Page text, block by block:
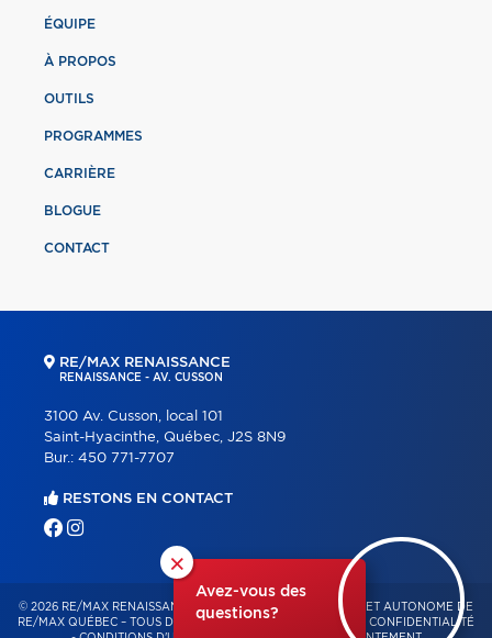
×
Avez-vous des
questions?
ÉQUIPE
À PROPOS
OUTILS
PROGRAMMES
CARRIÈRE
BLOGUE
CONTACT
RE/MAX RENAISSANCE
RENAISSANCE - AV. CUSSON
3100 Av. Cusson, local 101
Saint-Hyacinthe, Québec, J2S 8N9
Bur.: 450 771-7707
RESTONS EN CONTACT
© 2026 RE/MAX RENAISSANCE – FRANCHISÉ INDÉPENDANT ET AUTONOME DE
RE/MAX QUÉBEC – TOUS DROITS RÉSERVÉS -
POLITIQUE DE CONFIDENTIALITÉ